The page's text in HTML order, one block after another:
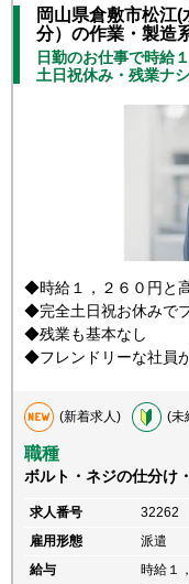
岡山県倉敷市松江
分）の作業・製造
日勤のお仕事で時給
土日祝休み・残業ナ
◆時給１，２６０円と
◆完全土日祝お休みで
◆残業も基本なし
◆フレンドリーな社員
(新着求人) (未
職種
ボルト・ネジの仕分け
求人番号
32262
雇用形態
派遣
給与
時給１